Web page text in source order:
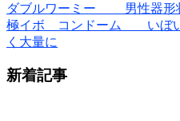
ダブルワーミー 男性器形
極イボ コンドーム いぼい
く大量に
新着記事